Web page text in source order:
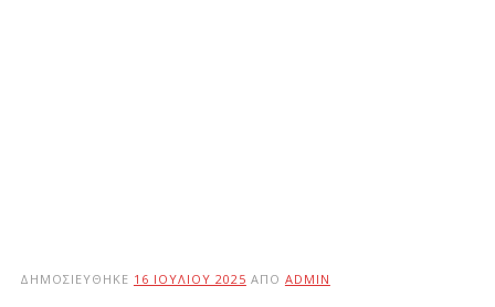
ΔΗΜΟΣΙΕΎΘΗΚΕ 16 ΙΟΥΛΊΟΥ 2025 ΑΠΌ ADMIN